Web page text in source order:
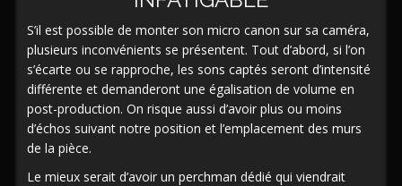
S’il est possible de monter son micro canon sur sa caméra,
plusieurs inconvénients se présentent. Tout d’abord, si l’on
s’écarte ou se rapproche, les sons captés seront d’intensité
différente et demanderont une égalisation de volume en
post-production. On risque aussi d’avoir plus ou moins
d’échos suivant notre position et l’emplacement des murs
de la pièce.
Le mieux serait d’avoir un perchman dédié qui viendrait